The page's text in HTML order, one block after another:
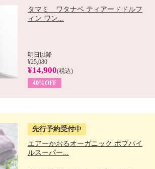
タマミ ワタナベ ティアードドルフ
ィン ワン...
明日以降
¥25,080
¥14,900(税込)
40%OFF
先行予約受付中
エアーかおるオーガニック ボブパイ
ルスーパー...